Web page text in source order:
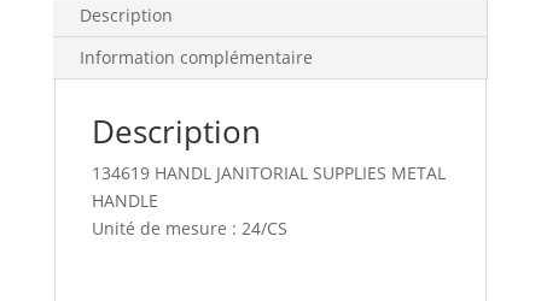
Description
Information complémentaire
Description
134619 HANDL JANITORIAL SUPPLIES METAL
HANDLE
Unité de mesure : 24/CS